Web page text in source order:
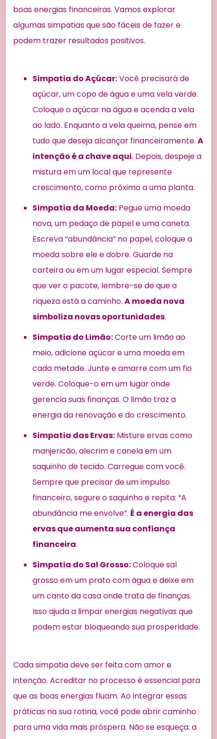
boas energias financeiras. Vamos explorar
algumas simpatias que são fáceis de fazer e
podem trazer resultados positivos.
Simpatia do Açúcar:Você precisará de
açúcar, um copo de água e uma vela verde.
Coloque o açúcar na água e acenda a vela
ao lado. Enquanto a vela queima, pense em
tudo que deseja alcançar financeiramente. A
intenção é a chave aqui. Depois, despeje a
mistura em um local que represente
crescimento, como próximo a uma planta.
Simpatia da Moeda: Pegue uma moeda
nova, um pedaço de papel e uma caneta.
Escreva “abundância” no papel, coloque a
moeda sobre ele e dobre. Guarde na
carteira ou em um lugar especial. Sempre
que ver o pacote, lembre-se de que a
riqueza está a caminho. A moeda nova
simboliza novas oportunidades.
Simpatia do Limão:Corte um limão ao
meio, adicione açúcar e uma moeda em
cada metade. Junte e amarre com um fio
verde. Coloque-o em um lugar onde
gerencia suas finanças. O limão traz a
energia da renovação e do crescimento.
Simpatia das Ervas: Misture ervas como
manjericão, alecrim e canela em um
saquinho de tecido. Carregue com você.
Sempre que precisar de um impulso
financeiro, segure o saquinho e repita: “A
abundância me envolve”. É a energia das
ervas que aumenta sua confiança
financeira.
Simpatia do Sal Grosso:Coloque sal
grosso em um prato com água e deixe em
um canto da casa onde trata de finanças.
Isso ajuda a limpar energias negativas que
podem estar bloqueando sua prosperidade.
Cada simpatia deve ser feita com amor e
intenção. Acreditar no processo é essencial para
que as boas energias fluam. Ao integrar essas
práticas na sua rotina, você pode abrir caminho
para uma vida mais próspera. Não se esqueça: a